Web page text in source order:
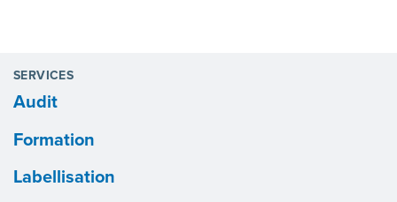
SERVICES
Audit
Formation
Labellisation